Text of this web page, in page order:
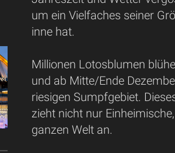
um ein Vielfaches seiner
inne hat.
Millionen Lotosblumen
und ab Mitte/Ende
riesigen Sumpfgebiet.
zieht nicht nur
ganzen Welt an.